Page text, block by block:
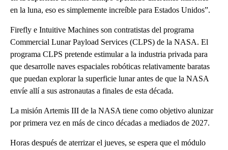
en la luna, eso es simplemente increíble para Estados Unidos”.
Firefly e Intuitive Machines son contratistas del programa
Commercial Lunar Payload Services (CLPS) de la NASA. El
programa CLPS pretende estimular a la industria privada para
que desarrolle naves espaciales robóticas relativamente baratas
que puedan explorar la superficie lunar antes de que la NASA
envíe allí a sus astronautas a finales de esta década.
La misión Artemis III de la NASA tiene como objetivo alunizar
por primera vez en más de cinco décadas a mediados de 2027.
Horas después de aterrizar el jueves, se espera que el módulo